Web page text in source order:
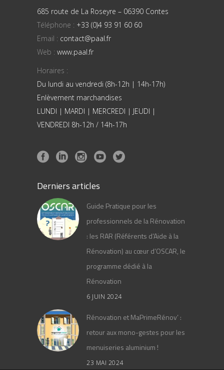
685 route de La Roseyre – 06390 Contes
Téléphone : +33 (0)4 93 91 60 60
Email : contact@paal.fr
Web : www.paal.fr
Horaires :
Du lundi au vendredi (8h-12h | 14h-17h)
Enlèvement marchandises
LUNDI | MARDI | MERCREDI | JEUDI |
VENDREDI 8h-12h / 14h-17h
Derniers articles
Guide Pratique pour les
professionnels de la Rénovation
: les RAR (Référents d’Aide à la
Rénovation) au cœur d’OSCAR, le
programme dédié à la
Rénovation
6 JUIN 2024
Rénovation et MaPrimeRénov’ :
retour aux mono-gestes pour les
menuiseries aluminium !
23 MAI 2024